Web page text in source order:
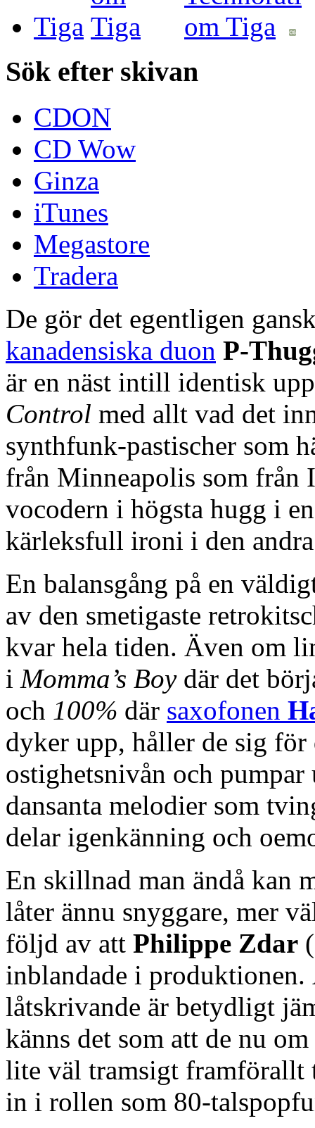
Tiga
Sök efter skivan
CDON
CD Wow
Ginza
iTunes
Megastore
Tradera
De gör det egentligen
kanadensiska duon P-
är en näst intill identisk
Control med allt vad det
synthfunk-pastischer som
från Minneapolis som från
vocodern i högsta hugg i
kärleksfull ironi i den
En balansgång på en
av den smetigaste
kvar hela tiden. Även om
i Momma’s Boydär det
och 100% där saxofonen
dyker upp, håller de sig för
ostighetsnivån och
dansanta melodier som
delar igenkänning och
En skillnad man ändå kan
låter ännu snyggare, mer
följd av att Philippe Zdar (
inblandade i produktionen.
låtskrivande är betydligt
känns det som att de nu
lite väl tramsigt framförallt
in i rollen som 80-